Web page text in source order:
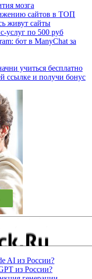
мозга
сайтов в ТОП
живут сайты
услуг по 500 руб
бот в ManyChat за
учиться бесплатно
ссылке и получи бонус
AI из России?
из России?